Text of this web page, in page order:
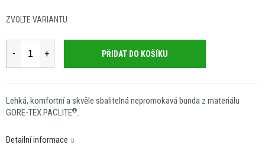
ZVOLTE VARIANTU
PŘIDAT DO KOŠÍKU
Lehká, komfortní a skvěle sbalitelná nepromokavá bunda z materiálu
GORE-TEX PACLITE®.
Detailní informace